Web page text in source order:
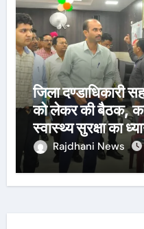
जिला दण्डाधिकारी
को लेकर की बैठक,
स्वास्थ्य सुरक्षा का
पानी जमा न होने दें
Rajdhani News